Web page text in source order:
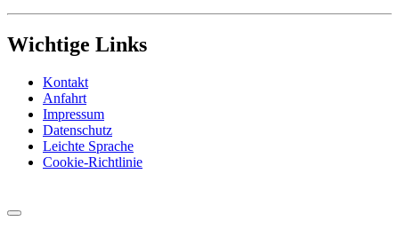
Wichtige Links
Kontakt
Anfahrt
Impressum
Datenschutz
Leichte Sprache
Cookie-Richtlinie